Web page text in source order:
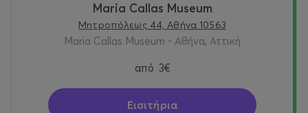
Maria Callas Museum
Μητροπόλεως 44, Αθήνα 10563
Maria Callas Museum - Αθήνα, Αττική
από 3€
Εισιτήρια